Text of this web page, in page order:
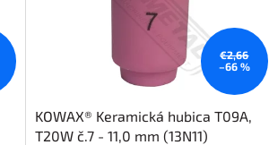
€2,66
–66 %
KOWAX® Keramická hubica T09A,
T20W č.7 - 11,0 mm (13N11)